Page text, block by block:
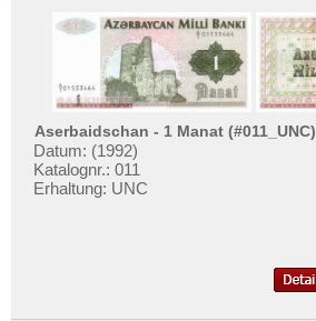
Vietnam Süd
Aserbaidschan - 1 Manat (#011_UNC)
Datum: (1992)
Katalognr.: 011
Erhaltung: UNC